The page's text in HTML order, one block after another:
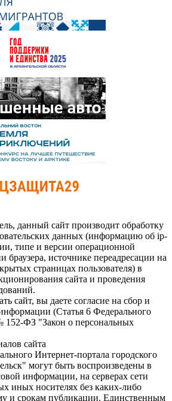
данный сайт производит обработку
данных (информацию об ip-
типе и версии операционной
браузера, источнике переадресации на
страницах пользователя) в
сайта и проведения
сайт, вы даете согласие на сбор и
(Статья 6 Федерального
152-ФЗ "Закон о персональных
сайта
Интернет-портала городского
могут быть воспроизведены в
информации, на серверах сети
иных носителях без каких-либо
и срокам публикации. Единственным